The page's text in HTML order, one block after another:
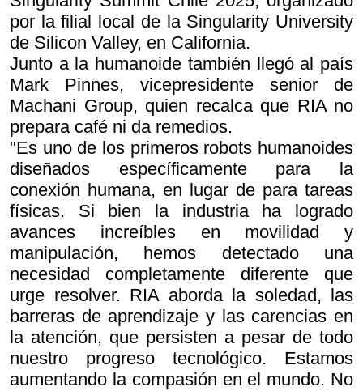
por la filial local de la Singularity University
de Silicon Valley, en California.
Junto a la humanoide también llegó al país
Mark Pinnes, vicepresidente senior de
Machani Group, quien recalca que RIA no
prepara café ni da remedios.
"Es uno de los primeros robots humanoides
diseñados específicamente para la
conexión humana, en lugar de para tareas
físicas. Si bien la industria ha logrado
avances increíbles en movilidad y
manipulación, hemos detectado una
necesidad completamente diferente que
urge resolver. RIA aborda la soledad, las
barreras de aprendizaje y las carencias en
la atención, que persisten a pesar de todo
nuestro progreso tecnológico. Estamos
aumentando la compasión en el mundo. No